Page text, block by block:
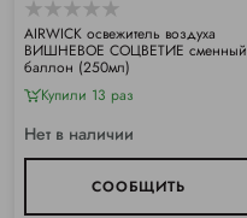
АIRWICK освежитель воздуха
ВИШНЕВОЕ СОЦВЕТИЕ сменный
баллон (250мл)
Купили 13 раз
Нет в наличии
СООБЩИТЬ